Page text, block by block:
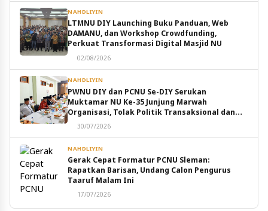
NAHDLIYIN
LTMNU DIY Launching Buku Panduan, Web
DAMANU, dan Workshop Crowdfunding,
Perkuat Transformasi Digital Masjid NU
02/08/2026
NAHDLIYIN
PWNU DIY dan PCNU Se-DIY Serukan
Muktamar NU Ke-35 Junjung Marwah
Organisasi, Tolak Politik Transaksional dan
Intervensi Eksternal
30/07/2026
NAHDLIYIN
Gerak Cepat Formatur PCNU Sleman:
Rapatkan Barisan, Undang Calon Pengurus
Taaruf Malam Ini
17/07/2026